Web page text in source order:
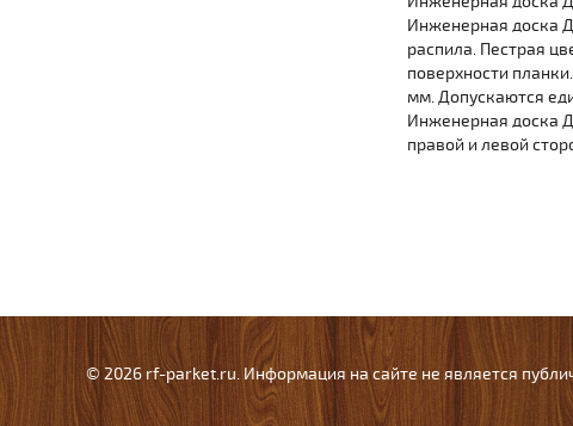
Инженерная доска
распила. Пестрая
поверхности
мм. Допускаются
Инженерная доска
правой и левой
© 2026 rf-parket.ru. Информация на сайте не является